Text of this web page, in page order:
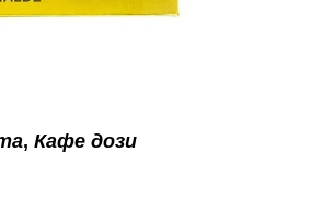
, Кафе дози